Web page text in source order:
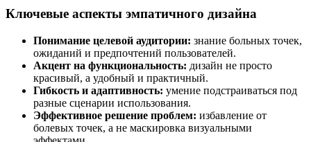
Ключевые аспекты эмпатичного дизайна
Понимание целевой аудитории: знание больных точек,
ожиданий и предпочтений пользователей.
Акцент на функциональность: дизайн не просто
красивый, а удобный и практичный.
Гибкость и адаптивность: умение подстраиваться под
разные сценарии использования.
Эффективное решение проблем: избавление от
болевых точек, а не маскировка визуальными